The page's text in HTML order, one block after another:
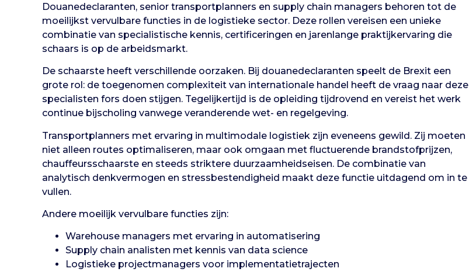
Douanedeclaranten, senior transportplanners en supply chain managers behoren tot de
moeilijkst vervulbare functies in de logistieke sector. Deze rollen vereisen een unieke
combinatie van specialistische kennis, certificeringen en jarenlange praktijkervaring die
schaars is op de arbeidsmarkt.
De schaarste heeft verschillende oorzaken. Bij douanedeclaranten speelt de Brexit een
grote rol: de toegenomen complexiteit van internationale handel heeft de vraag naar deze
specialisten fors doen stijgen. Tegelijkertijd is de opleiding tijdrovend en vereist het werk
continue bijscholing vanwege veranderende wet- en regelgeving.
Transportplanners met ervaring in multimodale logistiek zijn eveneens gewild. Zij moeten
niet alleen routes optimaliseren, maar ook omgaan met fluctuerende brandstofprijzen,
chauffeursschaarste en steeds striktere duurzaamheidseisen. De combinatie van
analytisch denkvermogen en stressbestendigheid maakt deze functie uitdagend om in te
vullen.
Andere moeilijk vervulbare functies zijn:
Warehouse managers met ervaring in automatisering
Supply chain analisten met kennis van data science
Logistieke projectmanagers voor implementatietrajecten